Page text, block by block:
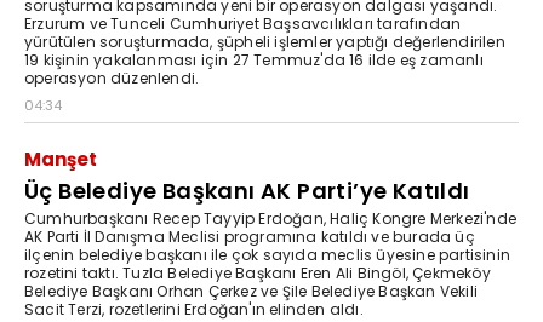
soruşturma kapsamında yeni bir operasyon dalgası yaşandı.
Erzurum ve Tunceli Cumhuriyet Başsavcılıkları tarafından
yürütülen soruşturmada, şüpheli işlemler yaptığı değerlendirilen
19 kişinin yakalanması için 27 Temmuz'da 16 ilde eş zamanlı
operasyon düzenlendi.
04:34
Manşet
Üç Belediye Başkanı AK Parti’ye Katıldı
Cumhurbaşkanı Recep Tayyip Erdoğan, Haliç Kongre Merkezi'nde
AK Parti İl Danışma Meclisi programına katıldı ve burada üç
ilçenin belediye başkanı ile çok sayıda meclis üyesine partisinin
rozetini taktı. Tuzla Belediye Başkanı Eren Ali Bingöl, Çekmeköy
Belediye Başkanı Orhan Çerkez ve Şile Belediye Başkan Vekili
Sacit Terzi, rozetlerini Erdoğan'ın elinden aldı.